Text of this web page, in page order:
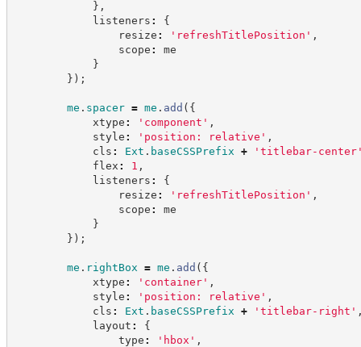
} ,
listeners :
{
resize : ' refreshTitlePosition ' ,
scope :
me
}
} ) ;
me . spacer = me . add ( {
xtype : ' component ' ,
style : ' position: relative ' ,
cls : Ext . baseCSSPrefix + ' titlebar-center
flex : 1 ,
listeners :
{
resize : ' refreshTitlePosition ' ,
scope :
me
}
} ) ;
me . rightBox = me . add ( {
xtype : ' container' ,
style : ' position: relative ' ,
cls : Ext . baseCSSPrefix + ' titlebar-right '
layout :
{
type : ' hbox ' ,